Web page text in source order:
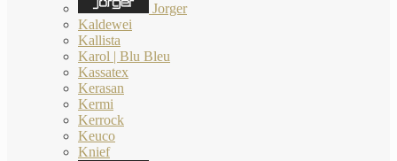
Jorger
Kaldewei
Kallista
Karol | Blu Bleu
Kassatex
Kerasan
Kermi
Kerrock
Keuco
Knief